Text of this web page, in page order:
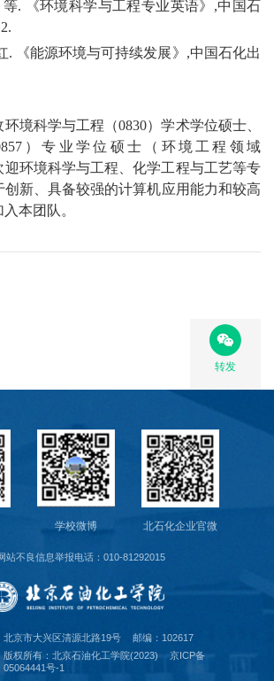
等. 《环境科学与工程专业英语》,中国石
. 《能源环境与可持续发展》,中国石化出
境科学与工程（0830）学术学位硕士、
）专业学位硕士（环境工程领域
迎环境科学与工程、化学工程与工艺等专
创新、具备较强的计算机应用能力和较高
本团队。
转发
学校微博 北石化企业官微
站不良信息举报电话：010-81292015
北京市大兴区清源北路19号
邮编：102617
版权所有：北京石油化工学院(2023)
京ICP备
05064441号-1